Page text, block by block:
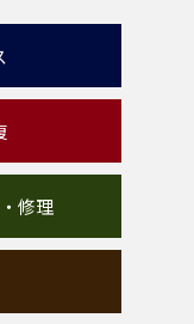
修理